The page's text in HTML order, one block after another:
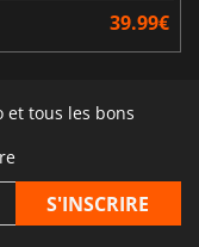
39.99€
et tous les bons